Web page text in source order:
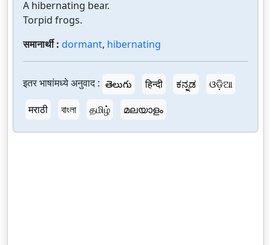
A hibernating bear.
Torpid frogs.
समानार्थी : dormant, hibernating
इतर भाषांमध्ये अनुवाद : తెలుగు हिन्दी ಕನ್ನಡ
ଓଡ଼ିଆ
मराठी
বাংলা தமிழ் മലയാളം